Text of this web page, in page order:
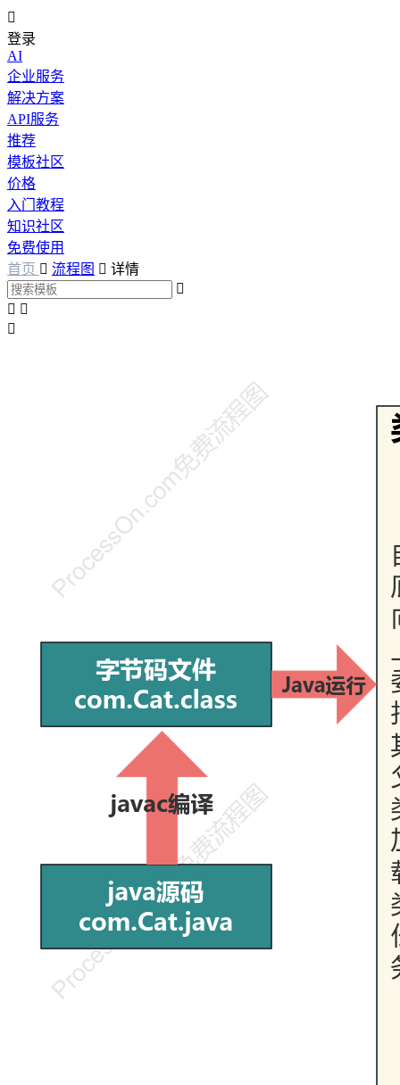

登录
AI
企业服务
解决方案
API服务
推荐
模板社区
价格
入门教程
知识社区
免费使用
首页  流程图  详情

 
